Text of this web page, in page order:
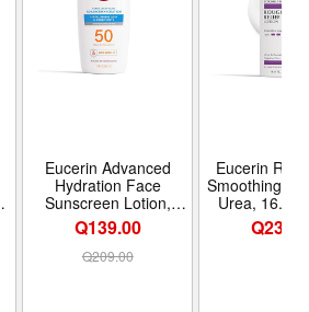
Eucerin Advanced
Hydration Face
Sunscreen Lotion,
SPF 50, 1.7 FL OZ |
Ultra-Light Fluid
Sunscreen for Face,
Q139.00
Q209.00
Eucerin
Smoothing
Urea, 16.9
Urea
Moisturizer
Q